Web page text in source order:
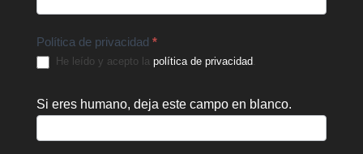
Política de privacidad *
He leído y acepto la política de privacidad.
Si eres humano, deja este campo en blanco.